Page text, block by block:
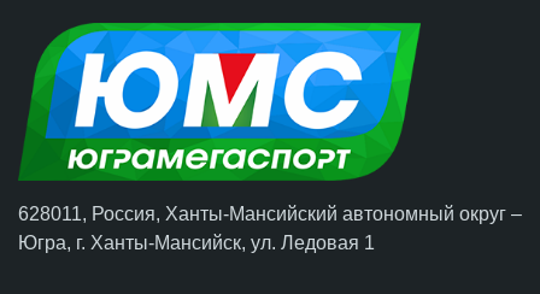
628011, Россия, Ханты-Мансийский автономный округ –
Югра, г. Ханты-Мансийск, ул. Ледовая 1